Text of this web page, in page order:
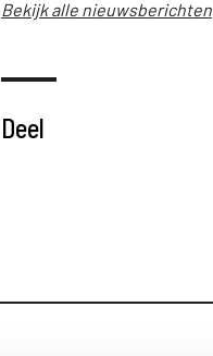
Bekijk alle nieuwsberichten
Deel